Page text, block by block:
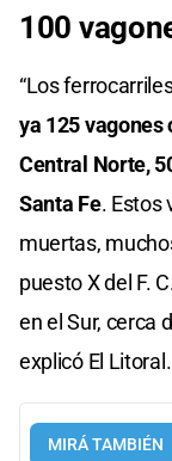
100
“Los
ya 125 vagones
Central Norte,
Santa Fe. Estos
muertas,
puesto X del F.
en el Sur, cerca
explicó El Litoral.
MIRÁ TAMBIÉN